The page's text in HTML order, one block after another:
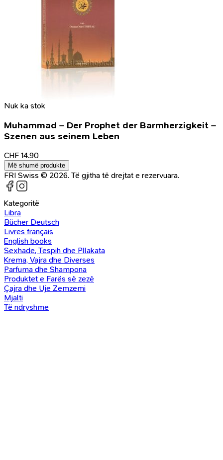
Nuk ka stok
Muhammad – Der Prophet der Barmherzigkeit –
Szenen aus seinem Leben
CHF 14.90
Më shumë produkte
FRI Swiss © 2026. Të gjitha të drejtat e rezervuara.
Kategoritë
Libra
Bücher Deutsch
Livres français
English books
Sexhade, Tespih dhe Pllakata
Krema, Vajra dhe Diverses
Parfuma dhe Shampona
Produktet e Farës së zezë
Çajra dhe Uje Zemzemi
Mjalti
Të ndryshme